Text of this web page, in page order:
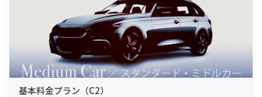
基本料金プラン（C2）